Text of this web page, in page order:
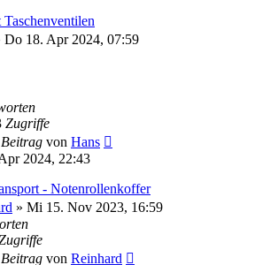
Do 18. Apr 2024, 07:59
Zugriffe
von Hans
2024, 22:43
- Notenrollenkoffer
» Mi 15. Nov 2023, 16:59
von Reinhard